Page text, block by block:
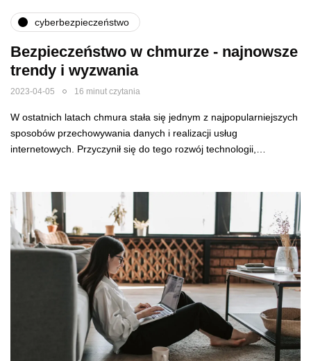
cyberbezpieczeństwo
Bezpieczeństwo w chmurze - najnowsze
trendy i wyzwania
2023-04-05 16 minut czytania
W ostatnich latach chmura stała się jednym z najpopularniejszych
sposobów przechowywania danych i realizacji usług
internetowych. Przyczynił się do tego rozwój technologii,…